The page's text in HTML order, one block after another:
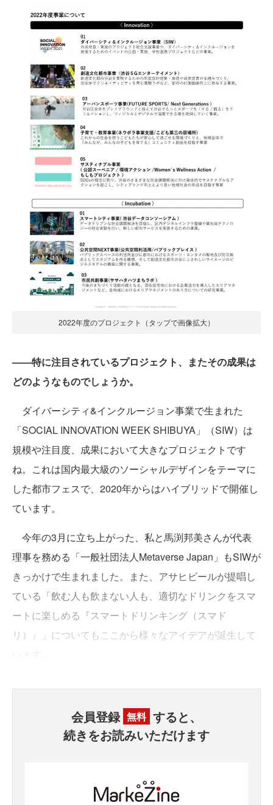
2022年度のプロジェクト（タップで画像拡大）
——特に注目されているプロジェクト、またその成果は
どのようなものでしょうか。
ダイバーシティ&インクルージョン事業で生まれた
「SOCIAL INNOVATION WEEK SHIBUYA」（SIW）は
規模や注目度、成果において大きなプロジェクトです
ね。これは国内最大級のソーシャルデザインをテーマに
した都市フェスで、2020年からはハイブリッドで開催し
ています。
今年の3月に立ち上がった、私と馬渕邦美さんが代表
理事を務める「一般社団法人Metaverse Japan」もSIWが
きっかけで生まれました。また、アサヒビールが提唱し
ている「飲む人も飲まない人も、適切なドリンクをスマ
ートに楽しめる『スマートドリンキング（スマド
リ）』」についてもここから様々なアイデアが誕生して
会員登録 無料 すると、
続きをお読みいただけます